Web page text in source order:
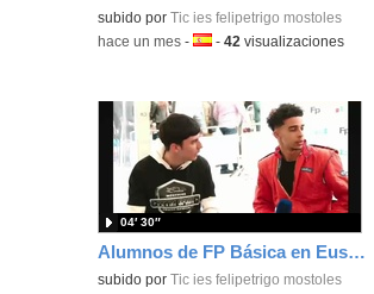
Contenido educativo.
subido por Tic ies felipetrigo mostoles
-hace un mes -Idioma:
-42 visualizaciones
Alumnos de FP Básica en Euskelec 2026
Contenido educativo.
subido por Tic ies felipetrigo mostoles
04′ 30″